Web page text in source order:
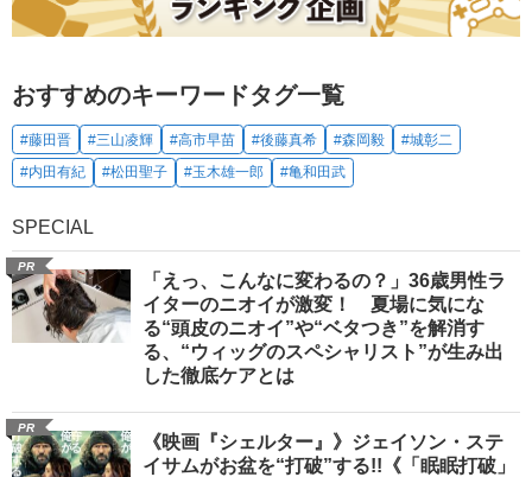
おすすめのキーワードタグ一覧
#藤田晋 #三山凌輝 #高市早苗 #後藤真希 #森岡毅
#城彰二
#内田有紀
#松田聖子 #玉木雄一郎 #亀和田武
SPECIAL
PR
「えっ、こんなに変わるの？」36歳男性ラ
イターのニオイが激変！ 夏場に気にな
る“頭皮のニオイ”や“ベタつき”を解消す
る、“ウィッグのスペシャリスト”が生み出
した徹底ケアとは
PR
《映画『シェルター』》ジェイソン・ステ
イサムがお盆を“打破”する!!《「眠眠打破」